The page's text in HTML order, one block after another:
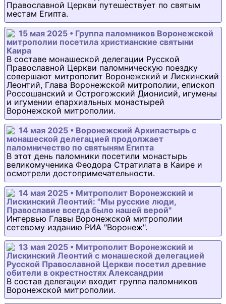
Православной Церкви путешествует по святым
местам Египта.
15 мая 2025 • Группа паломников Воронежской
митрополии посетила христианские святыни
Каира
В составе монашеской делегации Русской
Православной Церкви паломническую поездку
совершают митрополит Воронежский и Лискинский
Леонтий, Глава Воронежской митрополии, епископ
Россошанский и Острогожский Дионисий, игумены
и игумении епархиальных монастырей
Воронежской митрополии.
14 мая 2025 • Воронежский Архипастырь с
монашеской делегацией продолжает
паломничество по святыням Египта
В этот день паломники посетили монастырь
великомученика Феодора Стратилата в Каире и
осмотрели достопримечательности.
14 мая 2025 • Митрополит Воронежский и
Лискинский Леонтий: "Мы русские люди,
Православие всегда было нашей верой"
Интервью Главы Воронежской митрополии
сетевому изданию РИА "Воронеж".
13 мая 2025 • Митрополит Воронежский и
Лискинский Леонтий с монашеской делегацией
Русской Православной Церкви посетил древние
обители в окрестностях Александрии
В состав делегации входит группа паломников
Воронежской митрополии.